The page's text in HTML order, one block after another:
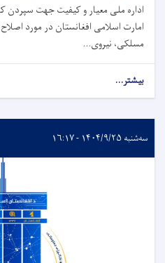
اداره ملی معیار و کیفیت جهت سپردن
امارت اسلامی افغانستان در مورد
مسلکی، نیروی...
بیشتر...
سه‌شنبه ۱۴۰۴/۹/۲۵ - ۱۶:۱۷